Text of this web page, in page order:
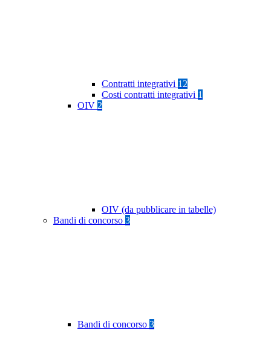
Contratti integrativi 12
Costi contratti integrativi 1
OIV 2
OIV (da pubblicare in tabelle)
Bandi di concorso 3
Bandi di concorso 3